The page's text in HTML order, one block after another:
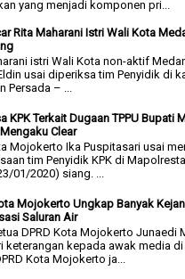
yang menjadi komponen pri...
Rita Maharani Istri Wali Kota
istri Wali Kota non-aktif
usai diperiksa tim Penyidik di
Persada – ...
KPK Terkait Dugaan TPPU Bupati
Clear
Mojokerto Ika Puspitasari usai
tim Penyidik KPK di
01/2020) siang. ...
Mojokerto Ungkap Banyak
Saluran Air
DPRD Kota Mojokerto Junaedi
keterangan kepada awak media
Kota Mojokerto ja...